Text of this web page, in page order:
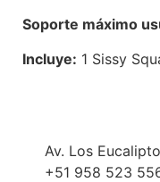
Soporte máximo
Incluye: 1 Sissy
Av. Los
+51 958 523